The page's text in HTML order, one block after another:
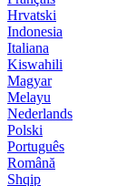
Hrvatski
Indonesia
Italiana
Kiswahili
Magyar
Melayu
Nederlands
Polski
Português
Română
Shqip